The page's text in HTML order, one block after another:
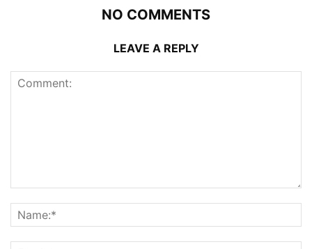
NO COMMENTS
LEAVE A REPLY